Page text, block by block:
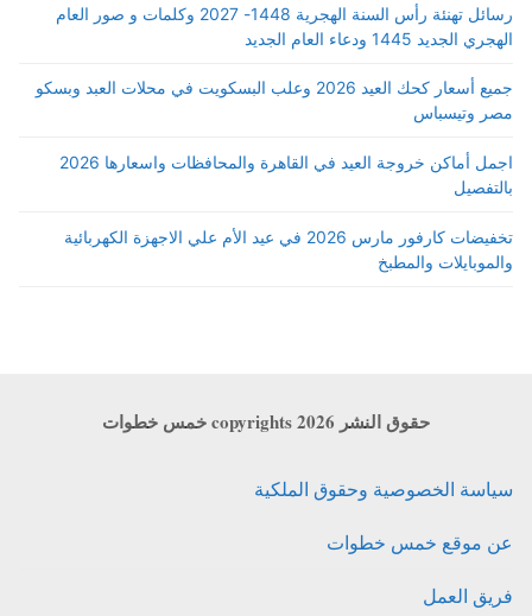
رسائل تهنئة رأس السنة الهجرية 1448- 2027 وكلمات و صور العام
الهجري الجديد 1445 ودعاء العام الجديد
جميع أسعار كحك العيد 2026 وعلب البسكويت في محلات العبد وبسكو
مصر وتيسباس
اجمل أماكن خروجة العيد في القاهرة والمحافظات واسعارها 2026
بالتفصيل
تخفيضات كارفور مارس 2026 في عيد الأم علي الاجهزة الكهربائية
والموبايلات والمطبخ
حقوق النشر copyrights 2026 خمس خطوات
سياسة الخصوصية وحقوق الملكية
عن موقع خمس خطوات
فريق العمل